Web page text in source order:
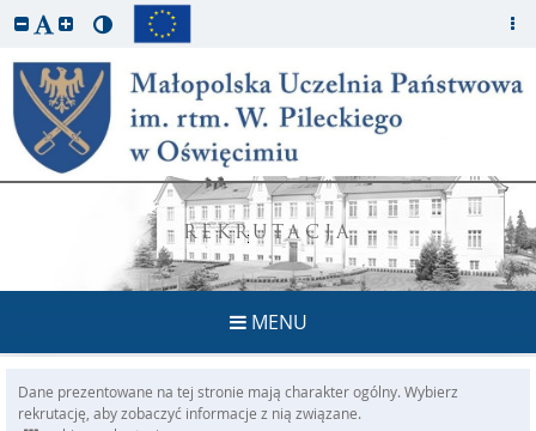
REKRUTACJA
MENU
Dane prezentowane na tej stronie mają charakter ogólny. Wybierz
rekrutację, aby zobaczyć informacje z nią związane.